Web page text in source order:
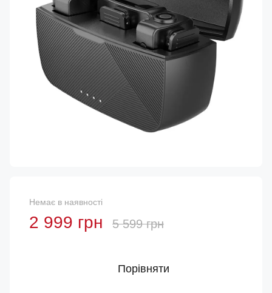
Немає в наявності
2 999 грн 5 599 грн
Порівняти